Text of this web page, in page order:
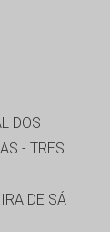
DOS
- TRES
DE SÁ